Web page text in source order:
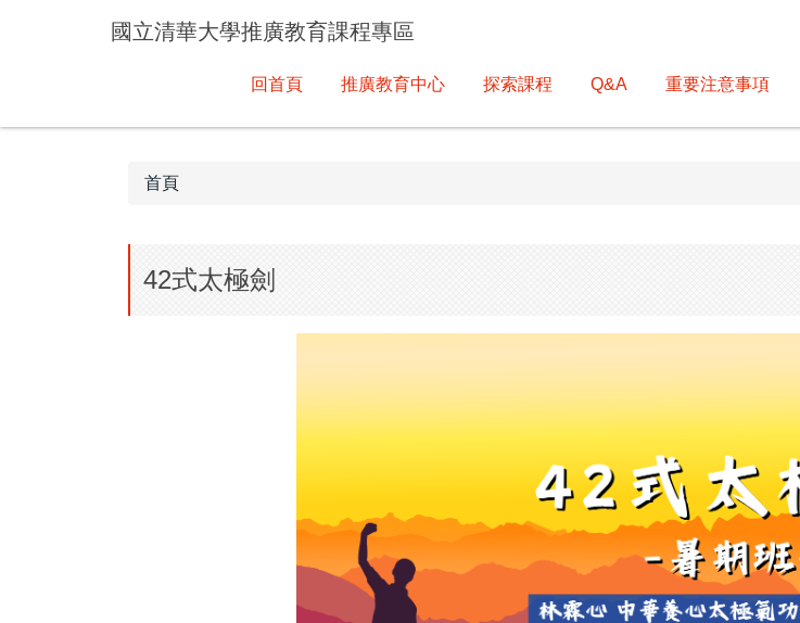
國立清華大學推廣教育課程專區
回首頁 推廣教育中心 探索課程 Q&A 重要注意事項
首頁
42式太極劍